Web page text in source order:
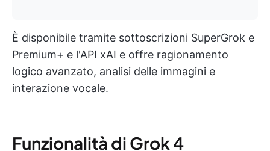
È disponibile tramite sottoscrizioni SuperGrok e
Premium+ e l'API xAI e offre ragionamento
logico avanzato, analisi delle immagini e
interazione vocale.
Funzionalità di Grok 4